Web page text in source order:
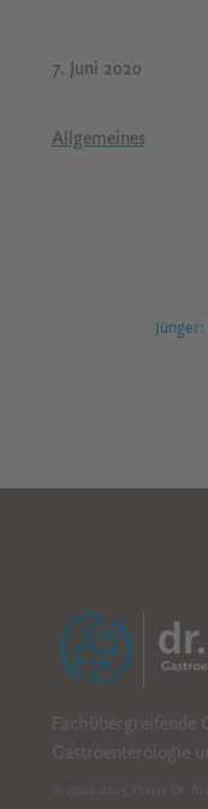
7. Juni 2020
Allgemeines
B
Fachübergreifende
Gastroenterologie